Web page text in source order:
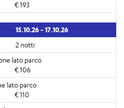
€ 193
15.10.26 - 17.10.26
2 notti
€ 106
€ 110